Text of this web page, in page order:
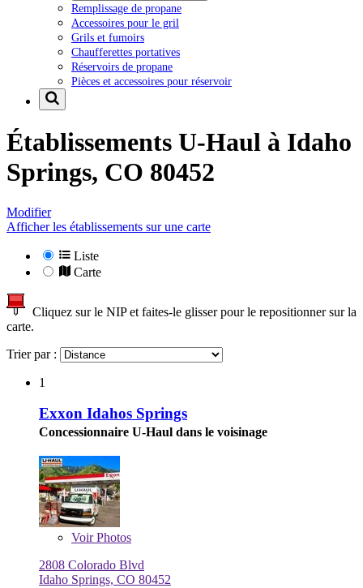
Remplissage de propane
Accessoires pour le gril
Grils et fumoirs
Chaufferettes portatives
Réservoirs de propane
Pièces et accessoires pour réservoir
Établissements U-Haul à Idaho
Springs, CO 80452
Modifier
Afficher les établissements sur une carte
Liste
Carte
Cliquez sur le NIP et faites-le glisser pour le repositionner sur la
carte.
Trier par :
1
Exxon Idahos Springs
Concessionnaire U-Haul dans le voisinage
VoirPhotos
2808 Colorado Blvd
Idaho Springs, CO 80452